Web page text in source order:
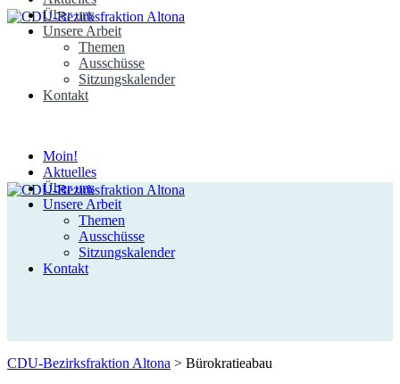
Über uns
Unsere Arbeit
Themen
Ausschüsse
Sitzungskalender
Kontakt
Moin!
Aktuelles
Über uns
Unsere Arbeit
Themen
Ausschüsse
Sitzungskalender
Kontakt
CDU-Bezirksfraktion Altona > Bürokratieabau